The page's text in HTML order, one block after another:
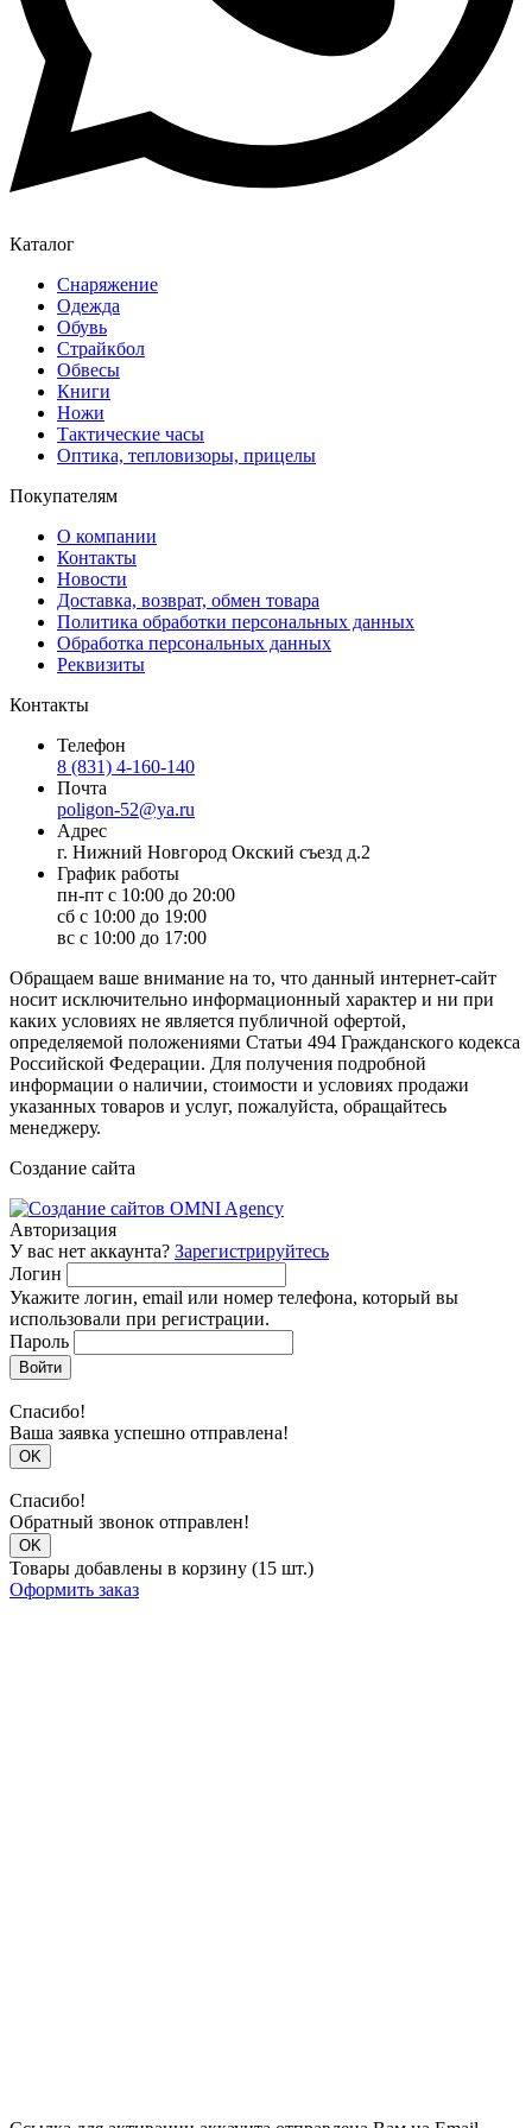
Каталог
Снаряжение
Одежда
Обувь
Страйкбол
Обвесы
Книги
Ножи
Тактические часы
Оптика, тепловизоры, прицелы
Покупателям
О компании
Контакты
Новости
Доставка, возврат, обмен товара
Политика обработки персональных данных
Обработка персональных данных
Реквизиты
Контакты
Телефон
8 (831) 4-160-140
Почта
poligon-52@ya.ru
Адрес
г. Нижний Новгород Окский съезд д.2
График работы
пн-пт с 10:00 до 20:00
сб с 10:00 до 19:00
вс с 10:00 до 17:00
Обращаем ваше внимание на то, что данный интернет-сайт
носит исключительно информационный характер и ни при
каких условиях не является публичной офертой,
определяемой положениями Статьи 494 Гражданского кодекса
Российской Федерации. Для получения подробной
информации о наличии, стоимости и условиях продажи
указанных товаров и услуг, пожалуйста, обращайтесь
менеджеру.
Создание сайта
Авторизация
У вас нет аккаунта? Зарегистрируйтесь
Логин
Укажите логин, email или номер телефона, который вы
использовали при регистрации.
Пароль
Войти
Спасибо!
Ваша заявка успешно отправлена!
OK
Спасибо!
Обратный звонок отправлен!
OK
Товары добавлены в корзину (15 шт.)
Оформить заказ